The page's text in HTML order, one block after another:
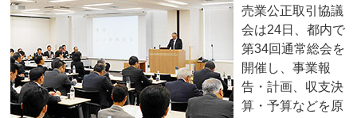
売業公正取引協議
会は24日、都内で
第34回通常総会を
開催し、事業報
告・計画、収支決
算・予算などを原